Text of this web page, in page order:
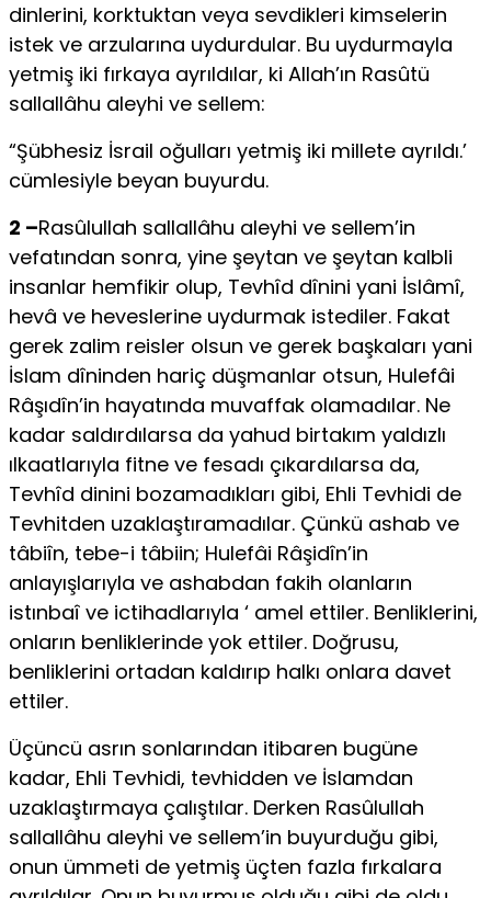
dinlerini, korktuktan veya sevdikleri kimselerin
istek ve arzularına uydurdular. Bu uydurmayla
yetmiş iki fırkaya ayrıldılar, ki Allah’ın Rasûtü
sallallâhu aleyhi ve sellem:
“Şübhesiz İsrail oğulla­rı yetmiş iki millete ayrıldı.’
cümlesiyle beyan buyurdu.
2 –Rasûlullah sallallâhu aleyhi ve sellem’in
vefatından sonra, yine şeytan ve şeytan kalbli
insanlar hemfikir olup, Tevhîd dînini yani İslâmî,
hevâ ve heveslerine uydurmak istediler. Fakat
gerek zalim reisler olsun ve gerek başkaları yani
İslam dîninden hariç düşmanlar otsun, Hulefâi
Râşıdîn’in hayatında muvaffak olamadılar. Ne
kadar saldırdılarsa da ya­hud birtakım yaldızlı
ılkaatlarıyla fitne ve fesadı çıkardılarsa da,
Tevhîd dinini bozamadıkları gibi, Ehli Tevhidi de
Tevhitden uzaklaştıramadılar. Çünkü ashab ve
tâbiîn, tebe-i tâbiin; Hulefâi Râşidîn’in
anlayışlarıyla ve ashabdan fakih olanların
istınbaî ve ictihadlarıyla ‘ amel ettiler. Benliklerini,
onların benliklerinde yok ettiler. Doğrusu,
benliklerini ortadan kaldırıp halkı onlara davet
ettiler.
Üçüncü asrın sonlarından itibaren bugüne
kadar, Ehli Tevhidi, tevhidden ve İslamdan
uzaklaştırmaya çalıştılar. Derken Rasûlullah
sallallâhu aleyhi ve sellem’in buyurduğu gibi,
onun ümmeti de yetmiş üçten fazla fırkalara